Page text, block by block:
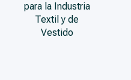
para la Industria
Textil y de
Vestido